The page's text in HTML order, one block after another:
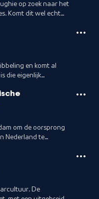
op zoek naar het
Komt dit wel echt
en komt al
die eigenlijk
om de oorsprong
Nederland te
De